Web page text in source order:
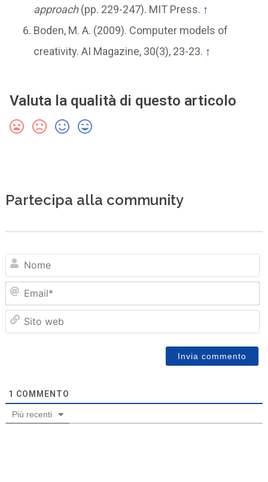
approach(pp. 229-247). MIT Press. ↑
Boden, M. A. (2009). Computer models of
creativity. AI Magazine, 30(3), 23-23. ↑
Valuta la qualità di questo articolo
Partecipa alla community
1 COMMENTO
Più recenti